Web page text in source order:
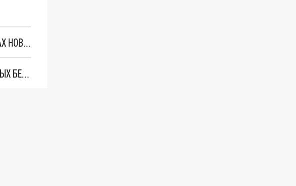
ПОБЕДА СОЮЗА ОТЦОВ: МИНПРОМТОРГ РАЗРЕШИЛ СТРОИТЬ СНЕЖНЫЕ ГОРКИ ВО ДВОРАХ НОВОСИБИРСКА
ОКОЛО ПЛОЩАДИ КАЛИНИНА В НОВОСИБИРСКЕ ПОЯВИТСЯ ПАРК С ВОЛЬЕРОМ ДЛЯ РУЧНЫХ БЕЛОК